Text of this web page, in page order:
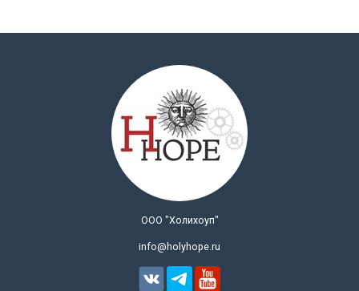
ООО "Холихоуп"
info@holyhope.ru